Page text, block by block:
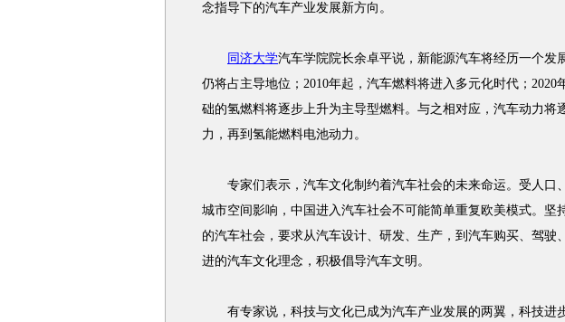
念指导下的汽车产业发展新方向。
同济大学汽车学院院长余卓平说，新能源汽车将经历一个发
仍将占主导地位；2010年起，汽车燃料将进入多元化时代；2020
础的氢燃料将逐步上升为主导型燃料。与之相对应，汽车动力将
力，再到氢能燃料电池动力。
专家们表示，汽车文化制约着汽车社会的未来命运。受人口
城市空间影响，中国进入汽车社会不可能简单重复欧美模式。坚
的汽车社会，要求从汽车设计、研发、生产，到汽车购买、驾驶
进的汽车文化理念，积极倡导汽车文明。
有专家说，科技与文化已成为汽车产业发展的两翼，科技进